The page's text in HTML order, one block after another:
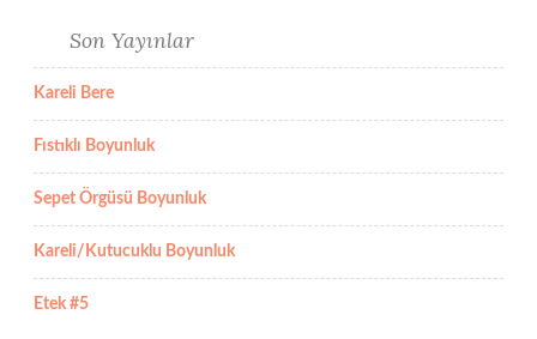
Son Yayınlar
Kareli Bere
Fıstıklı Boyunluk
Sepet Örgüsü Boyunluk
Kareli/Kutucuklu Boyunluk
Etek #5